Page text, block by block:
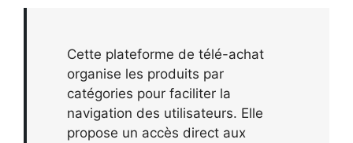
Cette plateforme de télé-achat
organise les produits par
catégories pour faciliter la
navigation des utilisateurs. Elle
propose un accès direct aux